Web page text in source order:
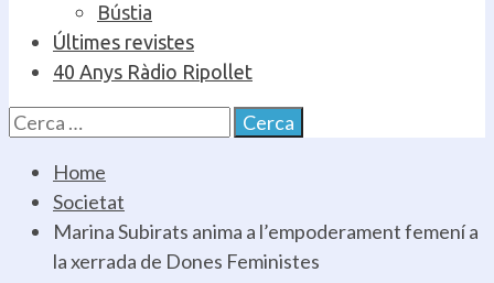
Bústia
Últimes revistes
40 Anys Ràdio Ripollet
Cerca:
Home
Societat
Marina Subirats anima a l’empoderament femení a
la xerrada de Dones Feministes